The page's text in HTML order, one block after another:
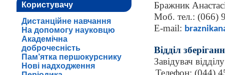
Користувачу
Дистанційне навчання
На допомогу науковцю
Академічна
доброчесність
Пам’ятка першокурснику
Нові надходження
Бражник
Моб. тел.: (066)
Е-mail:
Відділ
Завідувач
Телефон: (044)